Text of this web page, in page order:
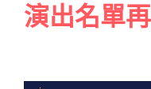
演出名單